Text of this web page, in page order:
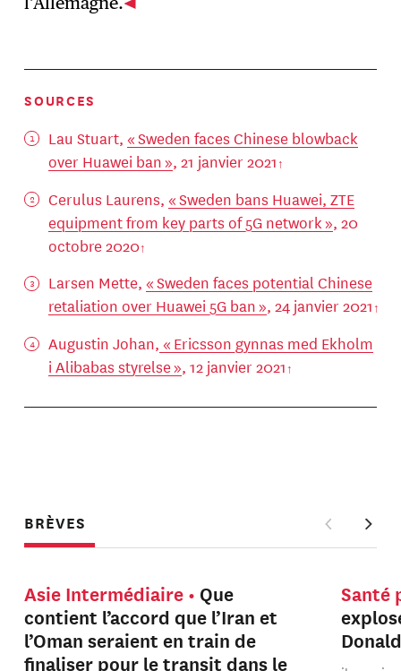
SOURCES
Lau Stuart, « Sweden faces Chinese blowback
over Huawei ban », 21 janvier 2021
Cerulus Laurens, « Sweden bans Huawei, ZTE
equipment from key parts of 5G network », 20
octobre 2020
Larsen Mette, « Sweden faces potential Chinese
retaliation over Huawei 5G ban », 24 janvier 2021
Augustin Johan, « Ericsson gynnas med Ekholm
i Alibabas styrelse », 12 janvier 2021
BRÈVES
Asie Intermédiaire
Que
contient l’accord que l’Iran et
l’Oman seraient en train de
finaliser pour le transit dans le
Santé